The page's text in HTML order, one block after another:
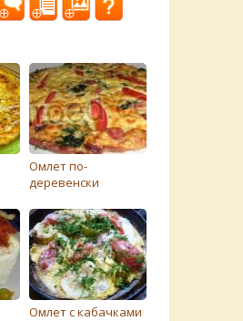
Омлет по-
деревенски
Омлет с кабачками